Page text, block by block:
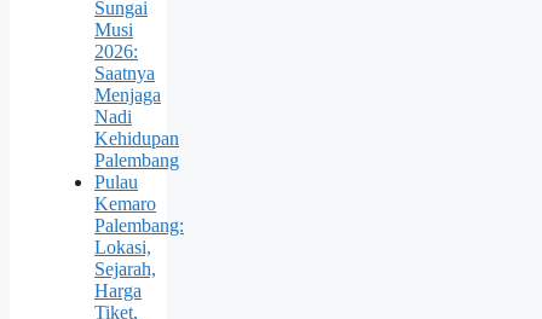
Sungai
Musi
2026:
Saatnya
Menjaga
Nadi
Kehidupan
Palembang
Pulau
Kemaro
Palembang:
Lokasi,
Sejarah,
Harga
Tiket,